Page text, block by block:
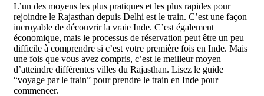
L’un des moyens les plus pratiques et les plus rapides pour
rejoindre le Rajasthan depuis Delhi est le train. C’est une façon
incroyable de découvrir la vraie Inde. C’est également
économique, mais le processus de réservation peut être un peu
difficile à comprendre si c’est votre première fois en Inde. Mais
une fois que vous avez compris, c’est le meilleur moyen
d’atteindre différentes villes du Rajasthan. Lisez le guide
“voyage par le train” pour prendre le train en Inde pour
commencer.